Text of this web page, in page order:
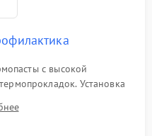
с высокой
Установка
Предварительная